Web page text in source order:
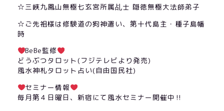
☆三峽九鳳山無極七玄宮所属乩士 隠徳無極大法師弟子
☆ご先祖様は修験道の狗神遣い、第十代島主・種子島幡
時
BeBe監修
どうぶつタロット(フジテレビより発売)
風水神札タロット占い(自由国民社)
セミナー情報
毎月第４日曜日、新宿にて風水セミナー開催中‼︎